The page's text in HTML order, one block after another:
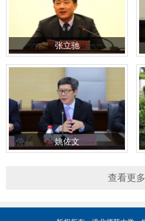
张立驰
姚佐文
查看更